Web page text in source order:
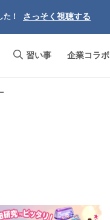
！ さっそく視聴する
習い事 企業コラボ